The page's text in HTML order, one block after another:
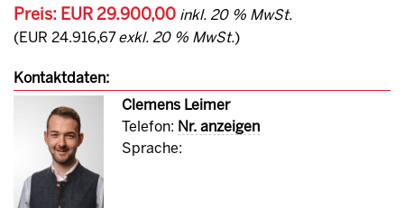
Preis: EUR 29.900,00 inkl. 20 % MwSt.
(EUR 24.916,67 exkl. 20 % MwSt.)
Kontaktdaten:
Clemens Leimer
Telefon: Nr. anzeigen
Sprache: